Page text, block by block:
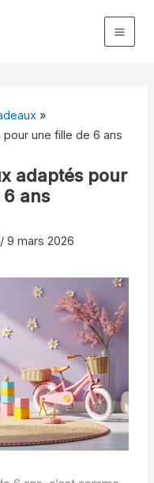
une fille de 6 ans
adaptés pour
ans
/ 9 mars 2026